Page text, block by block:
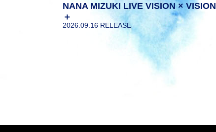
NANA MIZUKI LIVE VISION × VISION
＋
2026.09.16 RELEASE